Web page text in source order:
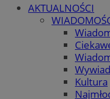
AKTUALNOŚCI
Kultura